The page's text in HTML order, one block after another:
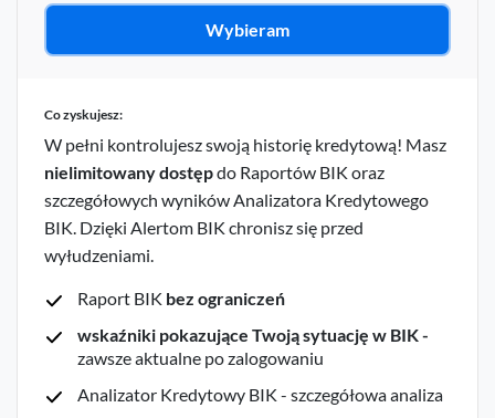
Wybieram
Co zyskujesz:
W pełni kontrolujesz swoją historię kredytową! Masz
nielimitowany dostępdo Raportów BIK oraz
szczegółowych wyników Analizatora Kredytowego
BIK. Dzięki Alertom BIK chronisz się przed
wyłudzeniami.
Raport BIK bez ograniczeń
wskaźniki pokazujące Twoją sytuację w BIK -
zawsze aktualne po zalogowaniu
Analizator Kredytowy BIK - szczegółowa analiza